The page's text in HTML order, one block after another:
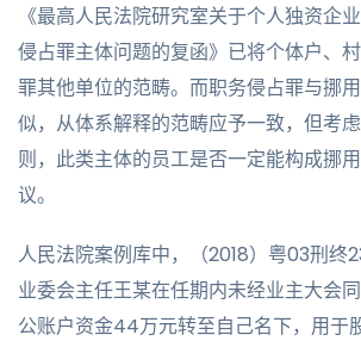
《最高人民法院研究室关于个人独资企
侵占罪主体问题的复函》已将个体户、
罪其他单位的范畴。而职务侵占罪与挪
似，从体系解释的范畴应予一致，但考
则，此类主体的员工是否一定能构成挪
议。
人民法院案例库中，（2018）粤03刑终
业委会主任王某在任期内未经业主大会
公账户资金44万元转至自己名下，用于